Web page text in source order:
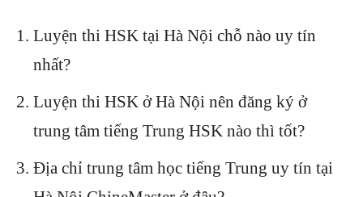
Luyện thi HSK tại Hà Nội chỗ nào uy tín
nhất?
Luyện thi HSK ở Hà Nội nên đăng ký ở
trung tâm tiếng Trung HSK nào thì tốt?
Địa chỉ trung tâm học tiếng Trung uy tín tại